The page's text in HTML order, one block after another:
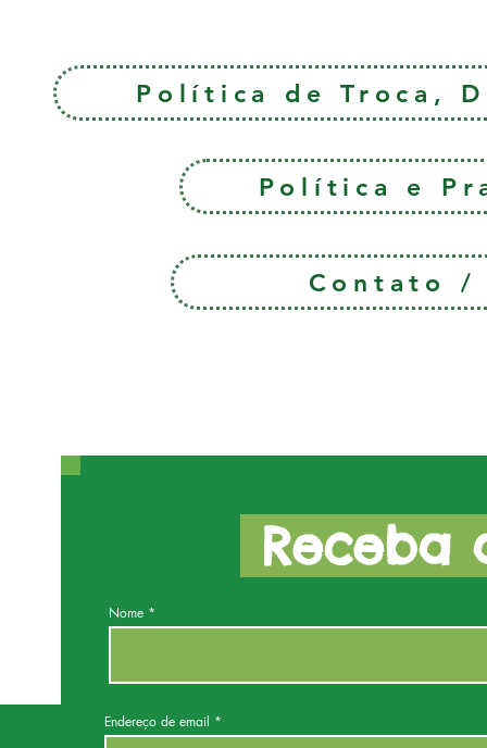
Política de Troca,
Política e
Contato /
Receba
Nome
Endereço de email